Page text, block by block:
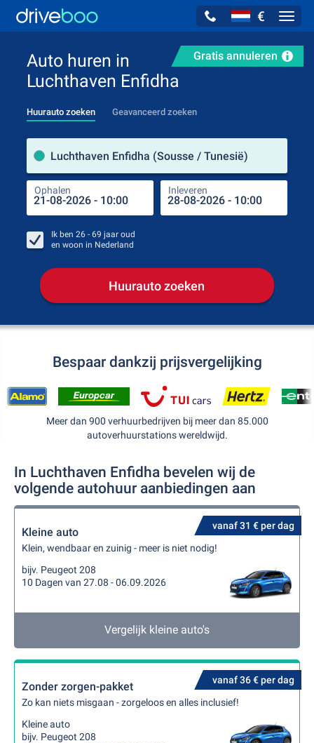
€
Gratis annuleren
Auto huren in
Luchthaven Enfidha
Huurauto zoeken Geavanceerd zoeken
Luchthaven Enfidha (Sousse / Tunesië)
Ophalen Inleveren
Ik ben 26 - 69 jaar oud
en woon in Nederland
Huurauto zoeken
Bespaar dankzij prijsvergelijking
Meer dan 900 verhuurbedrijven bij meer dan 85.000
autoverhuurstations wereldwijd.
In Luchthaven Enfidha bevelen wij de
volgende autohuur aanbiedingen aan
vanaf 31 € per dag
Kleine auto
Klein, wendbaar en zuinig - meer is niet nodig!
bijv. Peugeot 208
10 Dagen van 27.08 - 06.09.2026
Vergelijk kleine auto's
vanaf 36 € per dag
Zonder zorgen-pakket
Zo kan niets misgaan - zorgeloos en alles inclusief!
Kleine auto
bijv. Peugeot 208